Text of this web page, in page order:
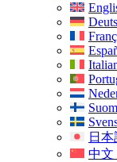
日本
中文